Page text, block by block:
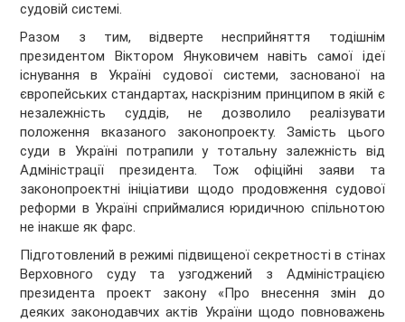
судовій системі.
Разом з тим, відверте несприйняття тодішнім
президентом Віктором Януковичем навіть самої ідеї
існування в Україні судової системи, заснованої на
європейських стандартах, наскрізним принципом в якій є
незалежність суддів, не дозволило реалізувати
положення вказаного законопроекту. Замість цього
суди в Україні потрапили у тотальну залежність від
Адміністрації президента. Тож офіційні заяви та
законопроектні ініціативи щодо продовження судової
реформи в Україні сприймалися юридичною спільнотою
не інакше як фарс.
Підготовлений в режимі підвищеної секретності в стінах
Верховного суду та узгоджений з Адміністрацією
президента проект закону «Про внесення змін до
деяких законодавчих актів України щодо повноважень